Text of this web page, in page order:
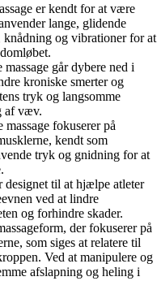
er kendt for at være
lange, glidende
og vibrationer for at
massage går dybere ned i
kroniske smerter og
tryk og langsomme
af væv.
massage fokuserer på
kendt som
tryk og gnidning for at
designet til at hjælpe atleter
ved at lindre
og forhindre skader.
der fokuserer på
som siges at relatere til
Ved at manipulere og
afslapning og heling i